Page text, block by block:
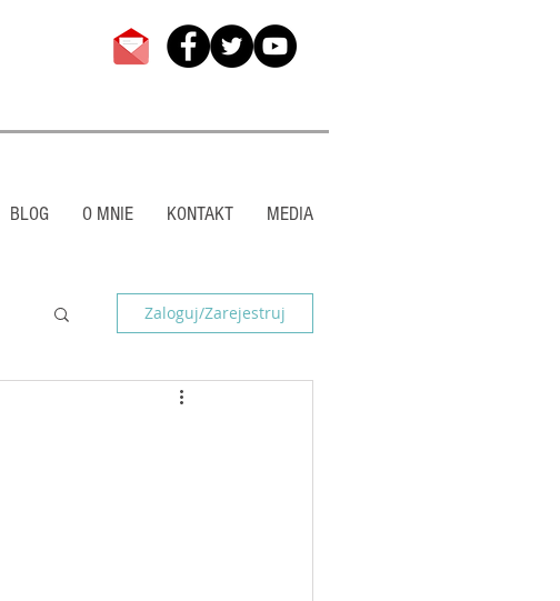
BLOG O MNIE KONTAKT MEDIA
Zaloguj/Zarejestruj